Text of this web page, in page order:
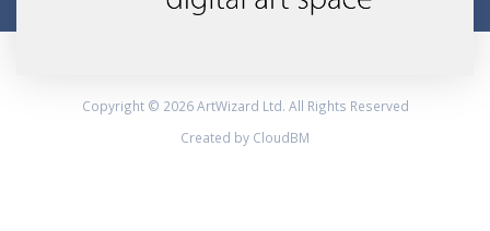
Copyright © 2026 ArtWizard Ltd. All Rights Reserved
Created by CloudBM